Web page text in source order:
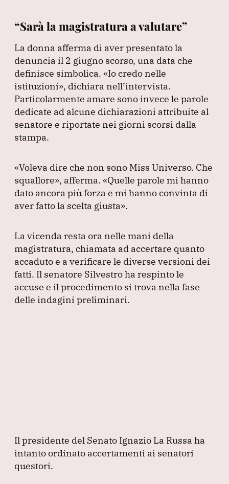
“Sarà la magistratura a valutare”
La donna afferma di aver presentato la
denuncia il 2 giugno scorso, una data che
definisce simbolica. «Io credo nelle
istituzioni», dichiara nell’intervista.
Particolarmente amare sono invece le parole
dedicate ad alcune dichiarazioni attribuite al
senatore e riportate nei giorni scorsi dalla
stampa.
«Voleva dire che non sono Miss Universo. Che
squallore», afferma. «Quelle parole mi hanno
dato ancora più forza e mi hanno convinta di
aver fatto la scelta giusta».
La vicenda resta ora nelle mani della
magistratura, chiamata ad accertare quanto
accaduto e a verificare le diverse versioni dei
fatti. Il senatore Silvestro ha respinto le
accuse e il procedimento si trova nella fase
delle indagini preliminari.
Il presidente del Senato Ignazio La Russa ha
intanto ordinato accertamenti ai senatori
questori.